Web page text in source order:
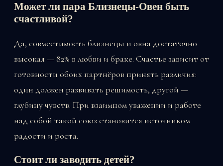
Может ли пара Близнецы-Овен быть
счастливой?
Да, совместимость близнецы и овна достаточно
высокая — 82% в любви и браке. Счастье зависит от
готовности обоих партнёров принять различия:
один должен развивать решимость, другой —
глубину чувств. При взаимном уважении и работе
над собой такой союз становится источником
радости и роста.
Стоит ли заводить детей?